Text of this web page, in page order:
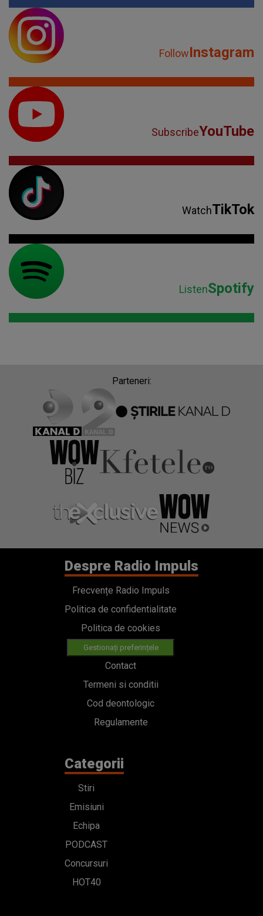
FollowInstagram
SubscribeYouTube
WatchTikTok
ListenSpotify
Parteneri:
Despre Radio Impuls
Frecvențe Radio Impuls
Politica de confidentialitate
Politica de cookies
Gestionați preferințele
Contact
Termeni si conditii
Cod deontologic
Regulamente
Categorii
Stiri
Emisiuni
Echipa
PODCAST
Concursuri
HOT40